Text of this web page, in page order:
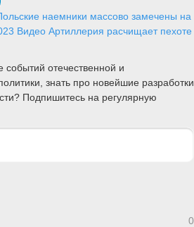
наемники массово замечены на
Видео Артиллерия расчищает пехоте
событий отечественной и
знать про новейшие разработки
Подпишитесь на регулярную
0